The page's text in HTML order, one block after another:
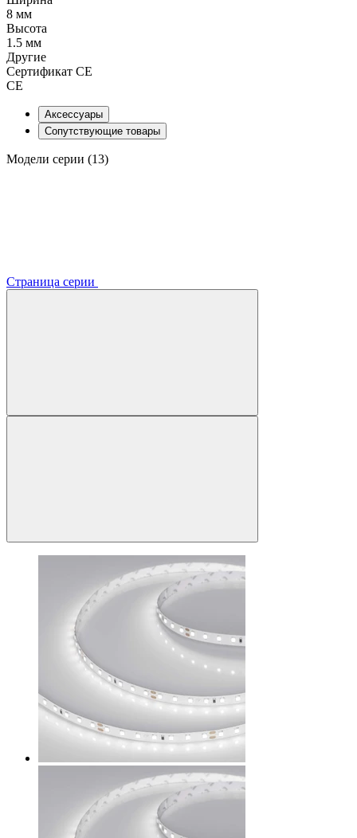
8 мм
Высота
1.5 мм
Другие
Сертификат CE
CE
Аксессуары
Сопутствующие товары
Модели серии (13)
Страница серии